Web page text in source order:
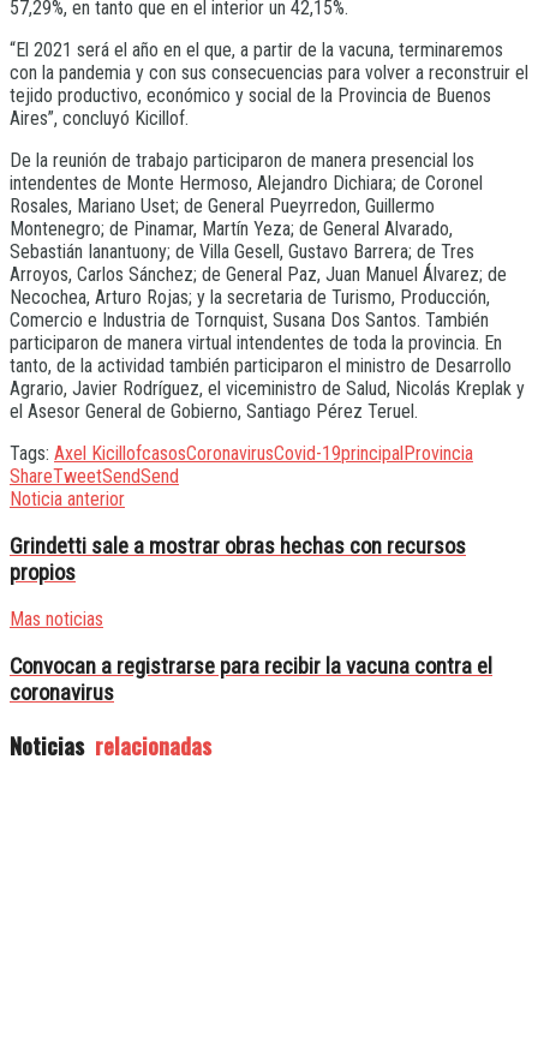
57,29%, en tanto que en el interior un 42,15%.
“El 2021 será el año en el que, a partir de la vacuna, terminaremos
con la pandemia y con sus consecuencias para volver a reconstruir el
tejido productivo, económico y social de la Provincia de Buenos
Aires”, concluyó Kicillof.
De la reunión de trabajo participaron de manera presencial los
intendentes de Monte Hermoso, Alejandro Dichiara; de Coronel
Rosales, Mariano Uset; de General Pueyrredon, Guillermo
Montenegro; de Pinamar, Martín Yeza; de General Alvarado,
Sebastián Ianantuony; de Villa Gesell, Gustavo Barrera; de Tres
Arroyos, Carlos Sánchez; de General Paz, Juan Manuel Álvarez; de
Necochea, Arturo Rojas; y la secretaria de Turismo, Producción,
Comercio e Industria de Tornquist, Susana Dos Santos. También
participaron de manera virtual intendentes de toda la provincia. En
tanto, de la actividad también participaron el ministro de Desarrollo
Agrario, Javier Rodríguez, el viceministro de Salud, Nicolás Kreplak y
el Asesor General de Gobierno, Santiago Pérez Teruel.
Tags: Axel KicillofcasosCoronavirusCovid-19principalProvincia
ShareTweetSendSend
Noticia anterior
Grindetti sale a mostrar obras hechas con recursos
propios
Mas noticias
Convocan a registrarse para recibir la vacuna contra el
coronavirus
Noticias relacionadas